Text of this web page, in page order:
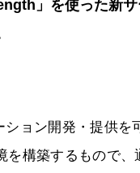
」を使った新
ョン開発・提供を
構築するもので